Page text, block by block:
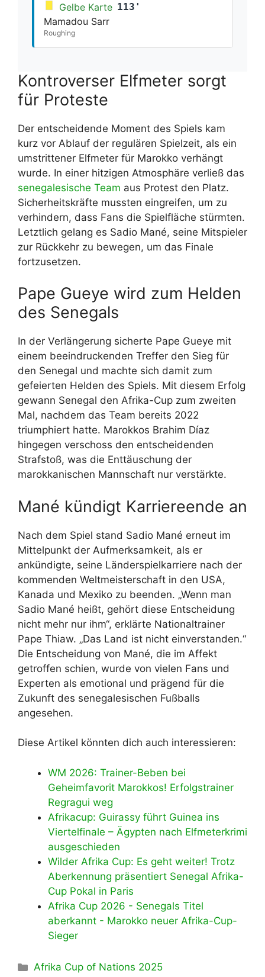
Gelbe Karte 113'
Mamadou Sarr
Roughing
Kontroverser Elfmeter sorgt
für Proteste
Der entscheidende Moment des Spiels kam
kurz vor Ablauf der regulären Spielzeit, als ein
umstrittener Elfmeter für Marokko verhängt
wurde. In einer hitzigen Atmosphäre verließ das
senegalesische Team aus Protest den Platz.
Sicherheitskräfte mussten eingreifen, um zu
verhindern, dass Fans die Spielfläche stürmten.
Letztlich gelang es Sadio Mané, seine Mitspieler
zur Rückkehr zu bewegen, um das Finale
fortzusetzen.
Pape Gueye wird zum Helden
des Senegals
In der Verlängerung sicherte Pape Gueye mit
einem beeindruckenden Treffer den Sieg für
den Senegal und machte sich damit zum
gefeierten Helden des Spiels. Mit diesem Erfolg
gewann Senegal den Afrika-Cup zum zweiten
Mal, nachdem das Team bereits 2022
triumphiert hatte. Marokkos Brahim Díaz
hingegen verschoss den entscheidenden
Strafstoß, was die Enttäuschung der
marokkanischen Mannschaft nur verstärkte.
Mané kündigt Karriereende an
Nach dem Spiel stand Sadio Mané erneut im
Mittelpunkt der Aufmerksamkeit, als er
ankündigte, seine Länderspielkarriere nach der
kommenden Weltmeisterschaft in den USA,
Kanada und Mexiko zu beenden. „Wenn man
Sadio Mané heißt, gehört diese Entscheidung
nicht mehr nur ihm“, erklärte Nationaltrainer
Pape Thiaw. „Das Land ist nicht einverstanden.“
Die Entscheidung von Mané, die im Affekt
getroffen schien, wurde von vielen Fans und
Experten als emotional und prägend für die
Zukunft des senegalesischen Fußballs
angesehen.
Diese Artikel könnten dich auch interessieren:
WM 2026: Trainer-Beben bei
Geheimfavorit Marokkos! Erfolgstrainer
Regragui weg
Afrikacup: Guirassy führt Guinea ins
Viertelfinale – Ägypten nach Elfmeterkrimi
ausgeschieden
Wilder Afrika Cup: Es geht weiter! Trotz
Aberkennung präsentiert Senegal Afrika-
Cup Pokal in Paris
Afrika Cup 2026 - Senegals Titel
aberkannt - Marokko neuer Afrika-Cup-
Sieger
Kategorien
Afrika Cup of Nations 2025